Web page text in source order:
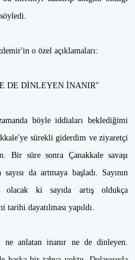
o özel açıklamaları:
DE DİNLEYEN İNANIR"
böyle iddiaları beklediğimi
sürekli giderdim ve ziyaretçi
Bir süre sonra Çanakkale savaşı
da artmaya başladı. Sayının
olacak ki sayıda artış oldukça
tarihi dayatılması yapıldı.
anlatan inanır ne de dinleyen.